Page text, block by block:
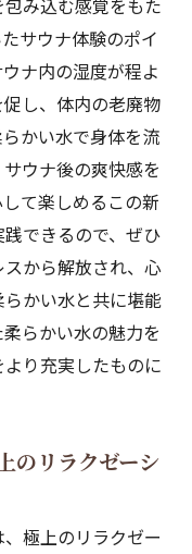
ち着けるサウナ
かい水の効果
ウナでのリラッ
たらす柔らかい
化するための実
の準備と実践法
れる効果的な
ットを引き出す
豊かにするアイ
み込む感覚をもた
サウナ体験のポイ
ナ内の湿度が程よ
し、体内の老廃物
かい水で身体を流
ウナ後の爽快感を
て楽しめるこの新
できるので、ぜひ
から解放され、心
かい水と共に堪能
らかい水の魅力を
り充実したものに
のリラクゼーシ
極上のリラクゼー